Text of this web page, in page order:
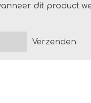
dit product
Verzenden